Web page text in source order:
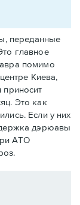
переданные
главное
помимо
Киева,
Это как
Если у них
дэрюавы
АТО